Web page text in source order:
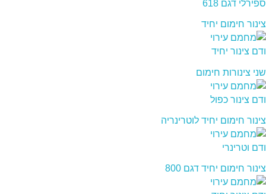
ספירלי דגם 618
צינור חימום יחיד
שני צינורות חימום
צינור חימום יחיד לוטרינריה
צינור חימום יחיד דגם 800